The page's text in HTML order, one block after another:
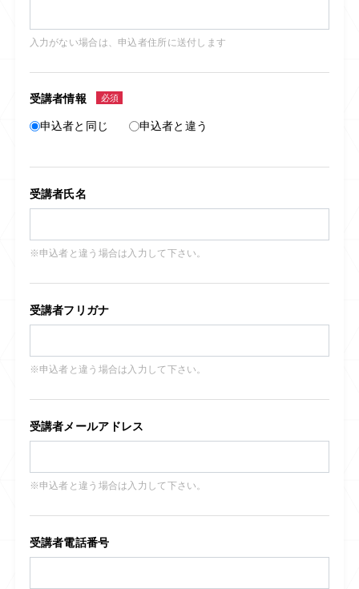
入力がない場合は、申込者住所に送付します
受講者情報 必須
申込者と同じ 申込者と違う
受講者氏名
※申込者と違う場合は入力して下さい。
受講者フリガナ
※申込者と違う場合は入力して下さい。
受講者メールアドレス
※申込者と違う場合は入力して下さい。
受講者電話番号